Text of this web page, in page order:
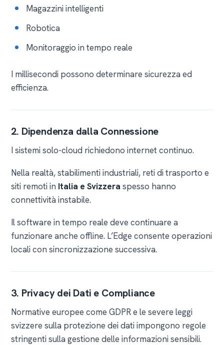
Magazzini intelligenti
Robotica
Monitoraggio in tempo reale
I millisecondi possono determinare sicurezza ed
efficienza.
2. Dipendenza dalla Connessione
I sistemi solo-cloud richiedono internet continuo.
Nella realtà, stabilimenti industriali, reti di trasporto e
siti remoti in Italia e Svizzera spesso hanno
connettività instabile.
Il software in tempo reale deve continuare a
funzionare anche offline. L’Edge consente operazioni
locali con sincronizzazione successiva.
3. Privacy dei Dati e Compliance
Normative europee come GDPR e le severe leggi
svizzere sulla protezione dei dati impongono regole
stringenti sulla gestione delle informazioni sensibili.